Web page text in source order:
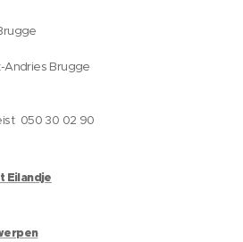
Andries Brugge
050 30 02 90
Eilandje